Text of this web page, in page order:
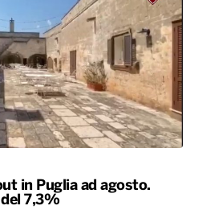
in Puglia ad agosto.
7,3%